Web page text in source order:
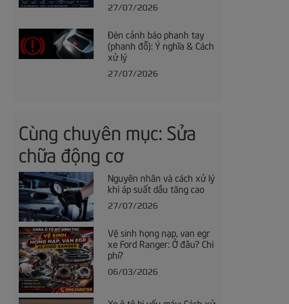
27/07/2026
Đèn cảnh báo phanh tay
(phanh đỗ): Ý nghĩa & Cách
xử lý
27/07/2026
Cùng chuyên mục: Sửa
chữa động cơ
Nguyên nhân và cách xử lý
khi áp suất dầu tăng cao
27/07/2026
Vệ sinh họng nạp, van egr
xe Ford Ranger: Ở đâu? Chi
phí?
06/03/2026